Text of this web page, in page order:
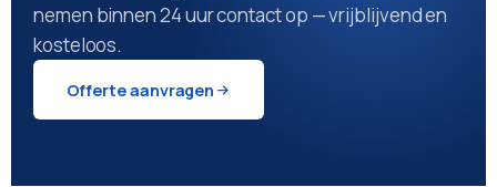
nemen binnen 24 uur contact op — vrijblijvend en
kosteloos.
Offerte aanvragen